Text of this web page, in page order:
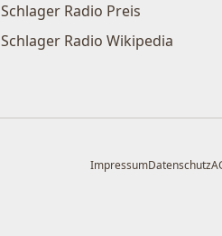
Schlager Radio Preis
Schlager Radio Wikipedia
ImpressumDatenschutz